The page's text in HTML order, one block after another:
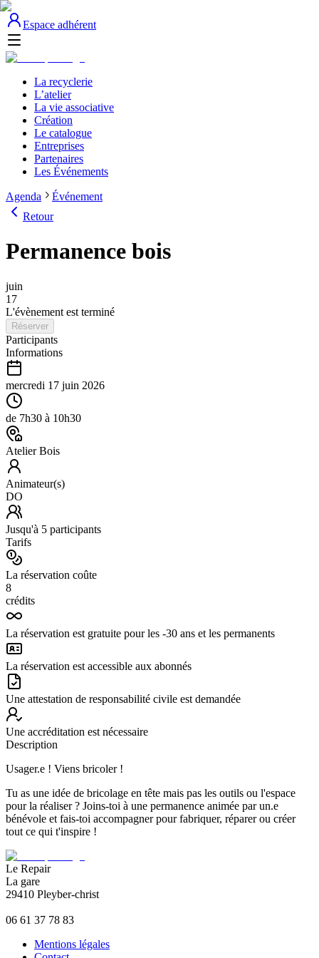
Espace adhérent
La recyclerie
L’atelier
La vie associative
Création
Le catalogue
Entreprises
Partenaires
Les Événements
Agenda
Événement
Retour
Permanence bois
juin
17
L'évènement est terminé
Réserver
Participants
Informations
mercredi 17 juin 2026
de 7h30 à 10h30
Atelier Bois
Animateur(s)
DO
Jusqu'à 5 participants
Tarifs
La réservation coûte
8
crédits
La réservation est gratuite pour les -30 ans et les permanents
La réservation est accessible aux abonnés
Une attestation de responsabilité civile est demandée
Une accréditation est nécessaire
Description
Usager.e ! Viens bricoler !
Tu as une idée de bricolage en tête mais pas les outils ou l'espace
pour la réaliser ? Joins-toi à une permanence animée par un.e
bénévole et fais-toi accompagner pour fabriquer, réparer ou créer
tout ce qui t'inspire !
Le Repair
La gare
29410 Pleyber-christ
06 61 37 78 83
Mentions légales